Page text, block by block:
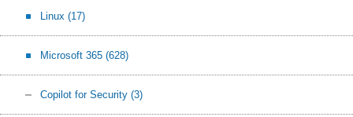
Linux (17)
Microsoft 365 (628)
Copilot for Security (3)